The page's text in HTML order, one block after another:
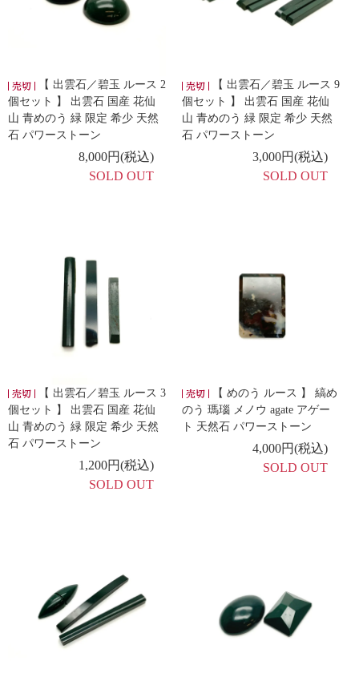
【 出雲石／碧玉 ルース 2
個セット 】 出雲石 国産 花仙
山 青めのう 緑 限定 希少 天然
石 パワーストーン
8,000円(税込)
SOLD OUT
【 出雲石／碧玉 ルース 9
個セット 】 出雲石 国産 花仙
山 青めのう 緑 限定 希少 天然
石 パワーストーン
3,000円(税込)
SOLD OUT
【 出雲石／碧玉 ルース 3
個セット 】 出雲石 国産 花仙
山 青めのう 緑 限定 希少 天然
石 パワーストーン
1,200円(税込)
SOLD OUT
【 めのう ルース 】 縞め
のう 瑪瑙 メノウ agate アゲー
ト 天然石 パワーストーン
4,000円(税込)
SOLD OUT